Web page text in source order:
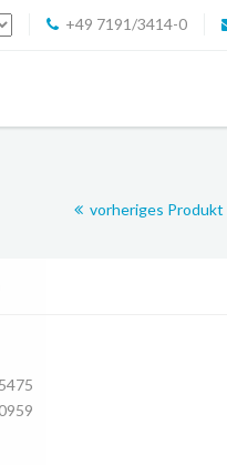
+49 7191/3414-0
vorheriges Produkt